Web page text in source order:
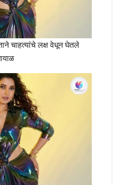
चाहत्यांचे लक्ष वेधून घेतले